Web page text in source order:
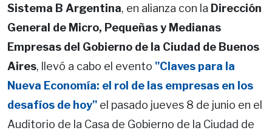
Sistema B Argentina, en alianza con la Dirección
General de Micro, Pequeñas y Medianas
Empresas del Gobierno de la Ciudad de Buenos
Aires, llevó a cabo el evento "Claves para la
Nueva Economía: el rol de las empresas en los
desafíos de hoy" el pasado jueves 8 de junio en el
Auditorio de la Casa de Gobierno de la Ciudad de